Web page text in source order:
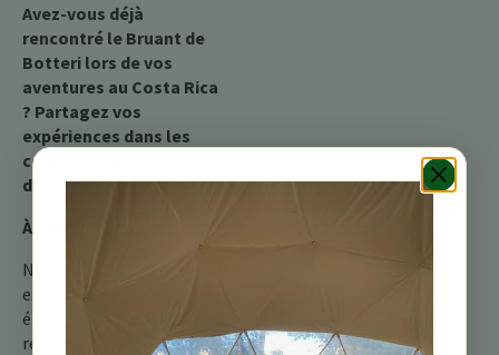
Avez-vous déjà
rencontré le Bruant de
Botteri lors de vos
aventures au Costa Rica
? Partagez vos
expériences dans les
commentaires ci-
dessous !
À Venir :
Notre prochain article
explorera le monde
éblouissant du Quetzal
resplendissant, un oiseau